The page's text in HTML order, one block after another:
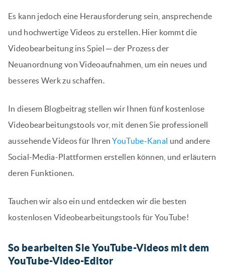
Es kann jedoch eine Herausforderung sein, ansprechende
und hochwertige Videos zu erstellen. Hier kommt die
Videobearbeitung ins Spiel ─ der Prozess der
Neuanordnung von Videoaufnahmen, um ein neues und
besseres Werk zu schaffen.
In diesem Blogbeitrag stellen wir Ihnen fünf kostenlose
Videobearbeitungstools vor, mit denen Sie professionell
aussehende Videos für IhrenYouTube-Kanal und andere
Social-Media-Plattformen erstellen können, und erläutern
deren Funktionen.
Tauchen wir also ein und entdecken wir die besten
kostenlosen Videobearbeitungstools für YouTube!
So bearbeiten Sie YouTube-Videos mit dem
YouTube-Video-Editor